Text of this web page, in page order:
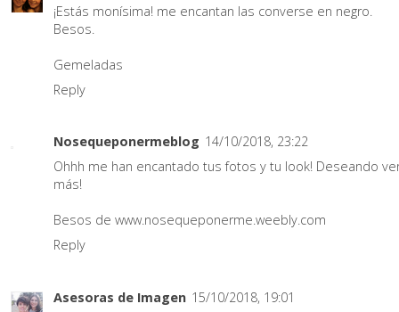
¡Estás monísima! me encantan las converse en negro.
Besos.
Gemeladas
Reply
Nosequeponermeblog 14/10/2018, 23:22
Ohhh me han encantado tus fotos y tu look! Deseando
más!
Besos de www.nosequeponerme.weebly.com
Reply
Asesoras de Imagen 15/10/2018, 19:01